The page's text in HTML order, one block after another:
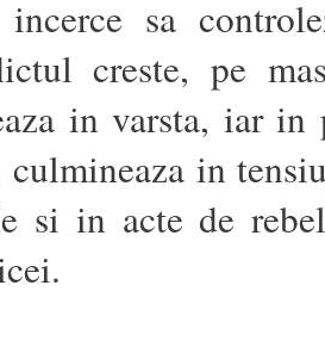
sa
creste, pe
in varsta, iar in
culmineaza in
si in acte de